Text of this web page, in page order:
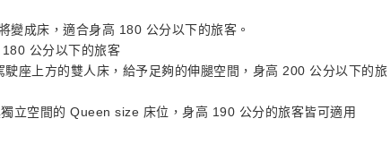
變成床，適合身高 180 公分以下的旅客。
公分以下的旅客
座上方的雙人床，給予足夠的伸腿空間，身高 200 公分以下的旅
立空間的 Queen size 床位，身高 190 公分的旅客皆可適用